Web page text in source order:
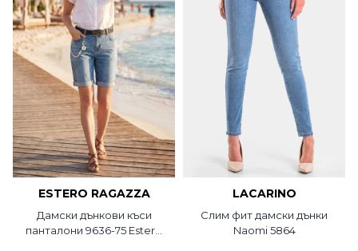
ESTERO RAGAZZA
Дамски дънкови къси
панталони 9636-75 Estero
LACARINO
Слим фит дамски дънки
Naomi 5864